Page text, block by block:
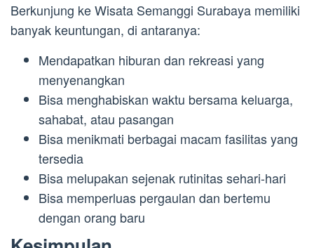
Berkunjung ke Wisata Semanggi Surabaya memiliki
banyak keuntungan, di antaranya:
Mendapatkan hiburan dan rekreasi yang
menyenangkan
Bisa menghabiskan waktu bersama keluarga,
sahabat, atau pasangan
Bisa menikmati berbagai macam fasilitas yang
tersedia
Bisa melupakan sejenak rutinitas sehari-hari
Bisa memperluas pergaulan dan bertemu
dengan orang baru